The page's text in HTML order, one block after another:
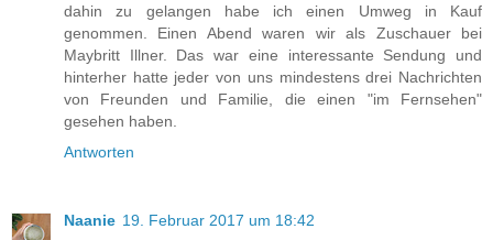
dahin zu gelangen habe ich einen Umweg in Kauf
genommen. Einen Abend waren wir als Zuschauer bei
Maybritt Illner. Das war eine interessante Sendung und
hinterher hatte jeder von uns mindestens drei Nachrichten
von Freunden und Familie, die einen "im Fernsehen"
gesehen haben.
Antworten
Naanie 19. Februar 2017 um 18:42